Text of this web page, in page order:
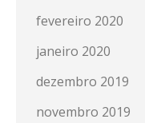
fevereiro 2020
janeiro 2020
dezembro 2019
novembro 2019